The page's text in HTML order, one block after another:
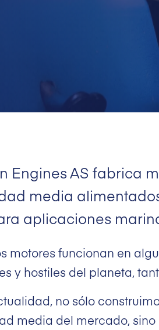
Engines AS fabrica
media
aplicaciones
motores funcionan en
y hostiles del planeta,
no sólo
media del mercado,